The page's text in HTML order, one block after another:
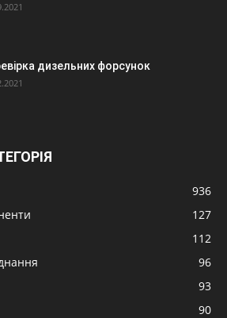
дизельних форсунок
936
127
112
96
93
90